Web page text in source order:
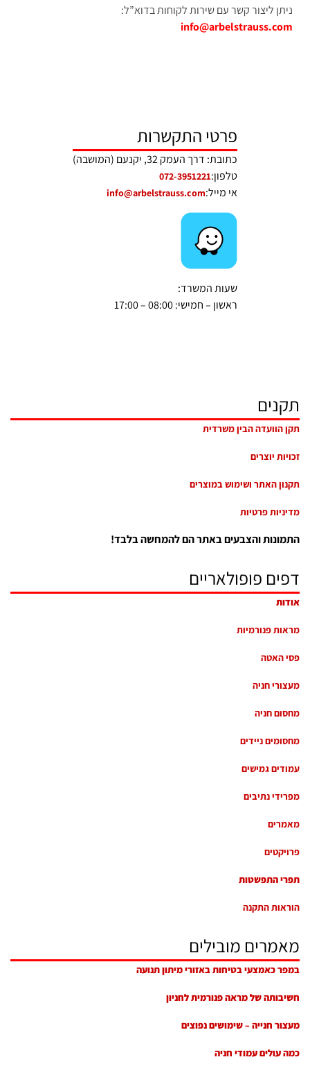
ניתן ליצור קשר עם שירות לקוחות בדוא”ל:
info@arbelstrauss.com
פרטי התקשרות
כתובת: דרך העמק 32, יקנעם (המושבה)
טלפון:072-3951221
אי מייל:info@arbelstrauss.com
שעות המשרד:
ראשון – חמישי: 08:00 – 17:00
תקנים
תקן הוועדה הבין משרדית
זכויות יוצרים
תקנון האתר ושימוש במוצרים
מדיניות פרטיות
התמונות והצבעים באתר הם להמחשה בלבד!
דפים פופולאריים
אודות
מראות פנורמיות
פסי האטה
מעצורי חניה
מחסום חניה
מחסומים ניידים
עמודים גמישים
מפרידי נתיבים
מאמרים
פרויקטים
תפרי התפשטות
הוראות התקנה
מאמרים מובילים
במפר כאמצעי בטיחות באזורי מיתון תנועה
חשיבותה של מראה פנורמית לחניון
מעצור חנייה – שימושים נפוצים
כמה עולים עמודי חניה